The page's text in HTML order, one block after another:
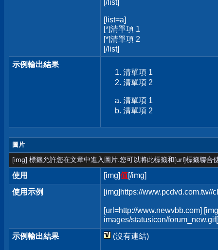
[/list]
[list=a]
[*]清單項 1
[*]清單項 2
[/list]
示例輸出結果
清單項 1
清單項 2
清單項 1
清單項 2
圖片
[img] 標籤允許您在文章中進入圖片.您可以將此標籤和[url]標籤聯合
使用 [img]值[/img]
使用示例
[img]https://www.pcdvd.com.tw//
[url=http://www.newvbb.com]
images/statusicon/
示例輸出結果
(沒有連結)